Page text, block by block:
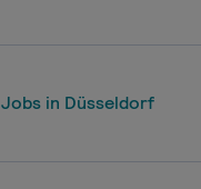
Jobs in Düsseldorf